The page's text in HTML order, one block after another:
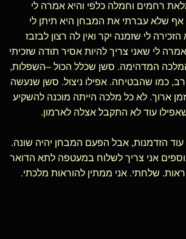
רחמים וחמלה כלפי והיא אמרה לי
אף שלא עברתי את המבחן היא תיתן לי
לי שזמנה יקר ואין לה רצון לבזבז
לי שאני צריך להיות אסיר תודה שזכיתי
המדהימה. סשן שכלל הכול –השפלות,
כמו שהבטיחה. אפילו ניצול. סשן שנעשה
ארוך. לא כל מלכה הייתה מוכנה להשקיע
עוד לא התקבל אצלה לארמון.
הזדמנות, אבל הפעם המבחן יהיה שונה.
אני צריך לשלוח במעטפה לתא הדואר
שלחתי. אני ממתין להוראות מלכתי.